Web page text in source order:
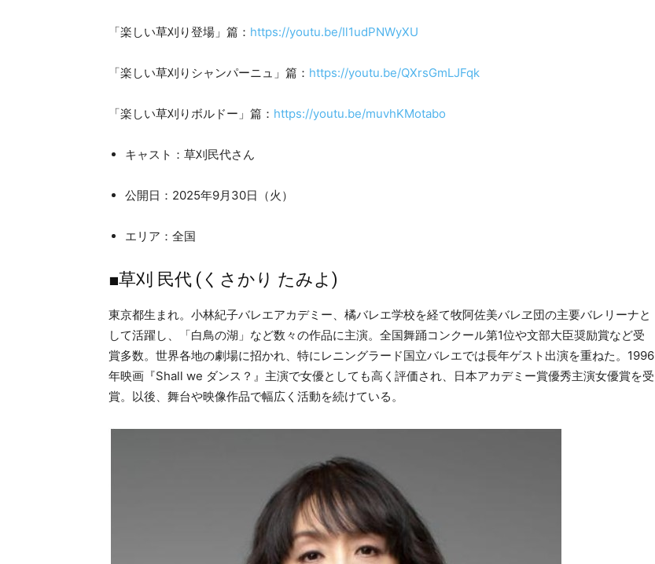
「楽しい草刈り登場」篇： https://youtu.be/Il1udPNWyXU
「楽しい草刈りシャンパーニュ」篇： https://youtu.be/QXrsGmLJFqk
「楽しい草刈りボルドー」篇： https://youtu.be/muvhKMotabo
キャスト：草刈民代さん
公開日：2025年9月30日（火）
エリア：全国
■草刈 民代 (くさかり たみよ)
東京都生まれ。小林紀子バレエアカデミー、橘バレエ学校を経て牧阿佐美バレヱ団の主要バレリーナと
して活躍し、「白鳥の湖」など数々の作品に主演。全国舞踊コンクール第1位や文部大臣奨励賞など受
賞多数。世界各地の劇場に招かれ、特にレニングラード国立バレエでは長年ゲスト出演を重ねた。1996
年映画『Shall we ダンス？』主演で女優としても高く評価され、日本アカデミー賞優秀主演女優賞を受
賞。以後、舞台や映像作品で幅広く活動を続けている。